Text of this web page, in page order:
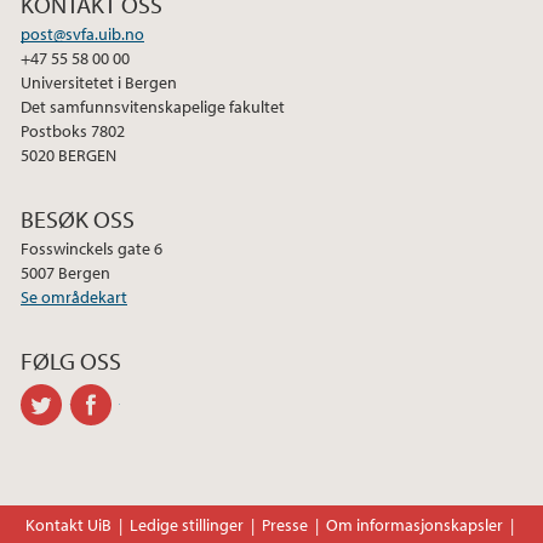
post@svfa.uib.no
+47 55 58 00 00
Universitetet i Bergen
Det samfunnsvitenskapelige fakultet
Postboks 7802
5020 BERGEN
BESØK OSS
Fosswinckels gate 6
5007 Bergen
Se områdekart
FØLG OSS
twitter
Kontakt UiB Ledige stillinger Presse Om informasjonskapsler